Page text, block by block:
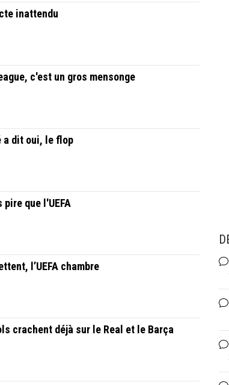
inattendu
c'est un gros mensonge
a dit oui, le flop
que l'UEFA
l’UEFA chambre
crachent déjà sur le Real et le Barça